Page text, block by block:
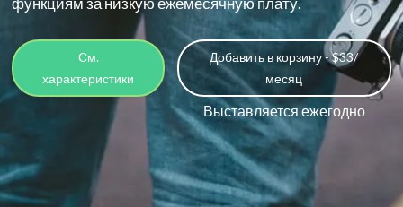
См.
характеристики
Добавить в корзину - $33/
месяц
Выставляется ежегодно